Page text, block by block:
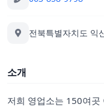
전북특별자치도 익
소개
저희 영업소는 150여곳